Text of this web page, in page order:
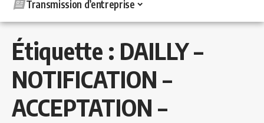
Transmission d’entreprise
Étiquette : DAILLY –
NOTIFICATION –
ACCEPTATION –